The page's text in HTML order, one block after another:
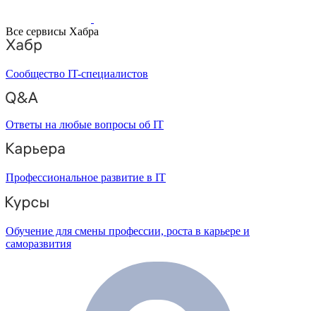
Все сервисы Хабра
Сообщество IT-специалистов
Ответы на любые вопросы об IT
Профессиональное развитие в IT
Обучение для смены профессии, роста в карьере и
саморазвития